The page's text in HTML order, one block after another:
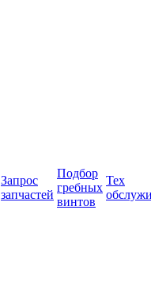
Запрос
запчастей
Подбор
гребных
винтов
Тех